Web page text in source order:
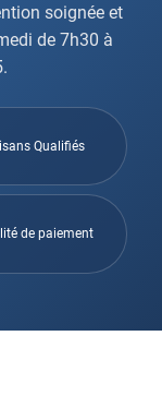
soignée et
de 7h30 à
Qualifiés
de paiement